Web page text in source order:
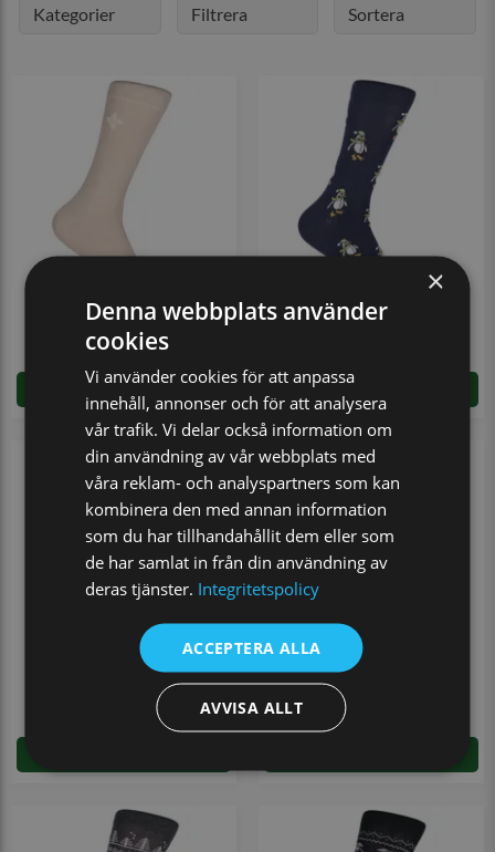
Kategorier Filtrera Sortera
Bomullsstrumpa Winston
69 kr
Bomullsstrumpa Winter
LÄGG I VARUKORGEN
Bomullsstrumpa Winter
Vinsterstrumpa Alve
×
Denna webbplats använder
cookies
Vi använder cookies för att anpassa
innehåll, annonser och för att analysera
vår trafik. Vi delar också information om
din användning av vår webbplats med
våra reklam- och analyspartners som kan
kombinera den med annan information
som du har tillhandahållit dem eller som
de har samlat in från din användning av
deras tjänster. Integritetspolicy
ACCEPTERA ALLA
AVVISA ALLT